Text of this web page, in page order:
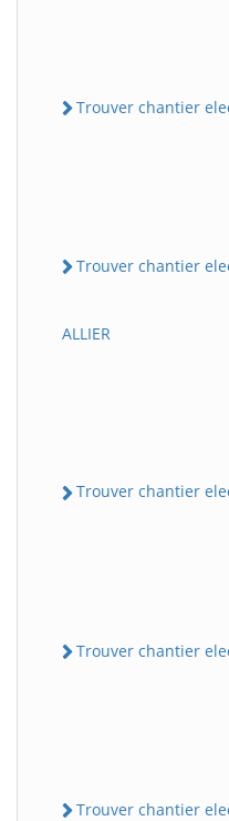
Trouver chantier
Trouver chantier
ALLIER
Trouver chantier
Trouver chantier
Trouver chantier